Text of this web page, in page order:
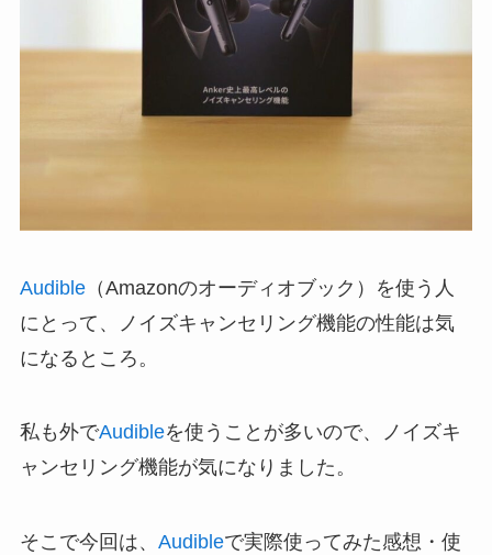
Audible（Amazonのオーディオブック）を使う人
にとって、ノイズキャンセリング機能の性能は気
になるところ。
私も外でAudibleを使うことが多いので、ノイズキ
ャンセリング機能が気になりました。
そこで今回は、 Audibleで実際使ってみた感想・使